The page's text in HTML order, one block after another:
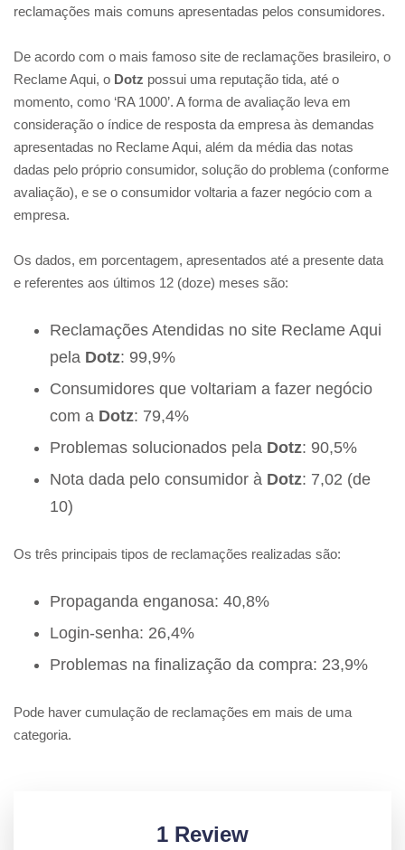
reclamações mais comuns apresentadas pelos consumidores.
De acordo com o mais famoso site de reclamações brasileiro, o
Reclame Aqui, o Dotz possui uma reputação tida, até o
momento, como ‘RA 1000’. A forma de avaliação leva em
consideração o índice de resposta da empresa às demandas
apresentadas no Reclame Aqui, além da média das notas
dadas pelo próprio consumidor, solução do problema (conforme
avaliação), e se o consumidor voltaria a fazer negócio com a
empresa.
Os dados, em porcentagem, apresentados até a presente data
e referentes aos últimos 12 (doze) meses são:
Reclamações Atendidas no site Reclame Aqui
pela Dotz: 99,9%
Consumidores que voltariam a fazer negócio
com a Dotz: 79,4%
Problemas solucionados pela Dotz: 90,5%
Nota dada pelo consumidor à Dotz: 7,02 (de
10)
Os três principais tipos de reclamações realizadas são:
Propaganda enganosa: 40,8%
Login-senha: 26,4%
Problemas na finalização da compra: 23,9%
Pode haver cumulação de reclamações em mais de uma
categoria.
1 Review